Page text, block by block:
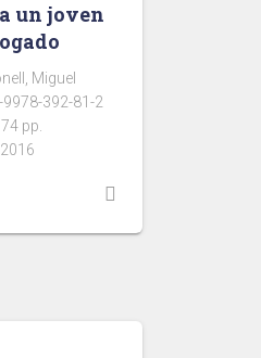
un joven
Miguel
9978-392-81-2
pp.
2016